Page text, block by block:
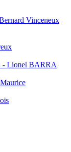
Vinceneux
- Lionel BARRA